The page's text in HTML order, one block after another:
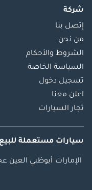
شركة
إتصل بنا
من نحن
الشروط والأحكام
السياسة الخاصة
تسجيل دخول
اعلن معنا
تجار السيارات
سيارات مستعملة للبيع
الإمارات أبوظبي العين